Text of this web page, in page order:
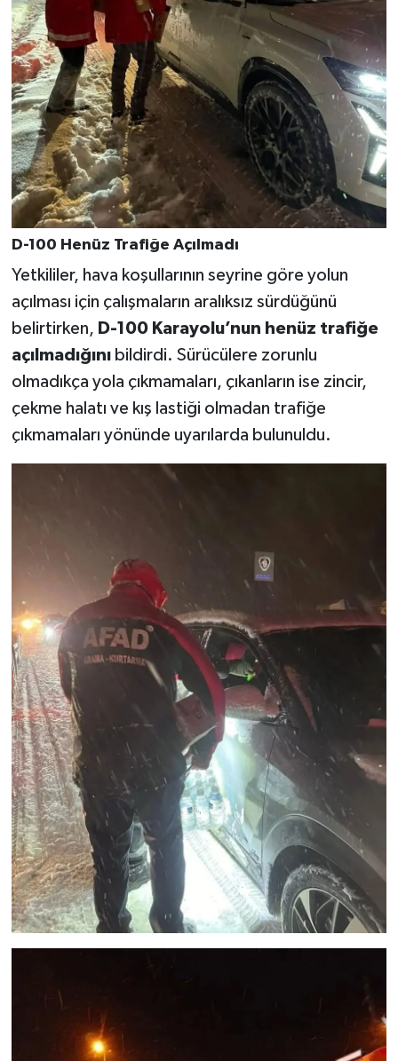
D-100 Henüz Trafiğe Açılmadı
Yetkililer, hava koşullarının seyrine göre yolun
açılması için çalışmaların aralıksız sürdüğünü
belirtirken, D-100 Karayolu’nun henüz trafiğe
açılmadığınıbildirdi. Sürücülere zorunlu
olmadıkça yola çıkmamaları, çıkanların ise zincir,
çekme halatı ve kış lastiği olmadan trafiğe
çıkmamaları yönünde uyarılarda bulunuldu.